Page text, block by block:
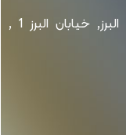
آدرس کارخانه: چرمشهر ورامین, خیابان البرز, خیابان البرز 1 ,